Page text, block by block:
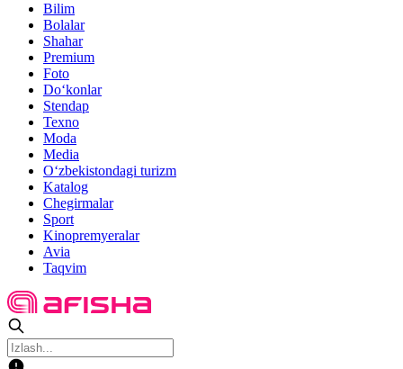
Bilim
Bolalar
Shahar
Premium
Foto
Do‘konlar
Stendap
Texno
Moda
Media
O‘zbekistondagi turizm
Katalog
Chegirmalar
Sport
Kinopremyeralar
Avia
Taqvim